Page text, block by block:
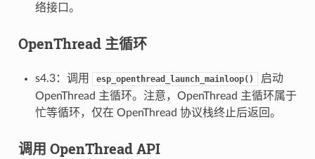
络接口。
OpenThread 主循环
s4.3：调用 esp_openthread_launch_mainloop()
启动
OpenThread 主循环。注意，OpenThread 主循环属于
忙等循环，仅在 OpenThread 协议栈终止后返回。
调用 OpenThread API